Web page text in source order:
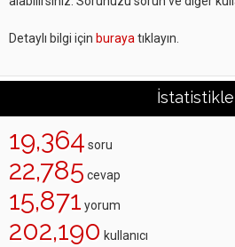
Detaylı bilgi için buraya tıklayın.
19,364 soru
22,785 cevap
15,871 yorum
202,190 kullanıcı